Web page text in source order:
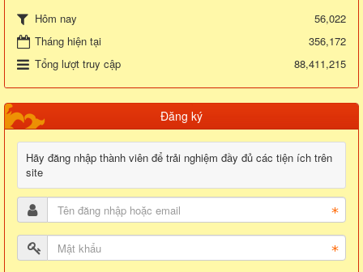
Hôm nay
56,022
Tháng hiện tại
356,172
Tổng lượt truy cập
88,411,215
Đăng ký
Hãy đăng nhập thành viên để trải nghiệm đầy đủ các tiện ích trên
site